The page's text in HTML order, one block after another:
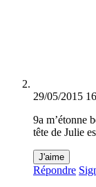
29/05/2015
9a m’étonne
tête de Julie
J'aime
Répondre